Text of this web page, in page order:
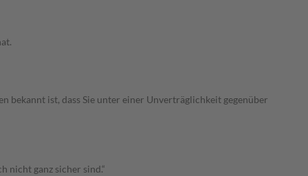
bekannt ist, dass Sie unter einer Unverträglichkeit gegenüber
nicht ganz sicher sind.“